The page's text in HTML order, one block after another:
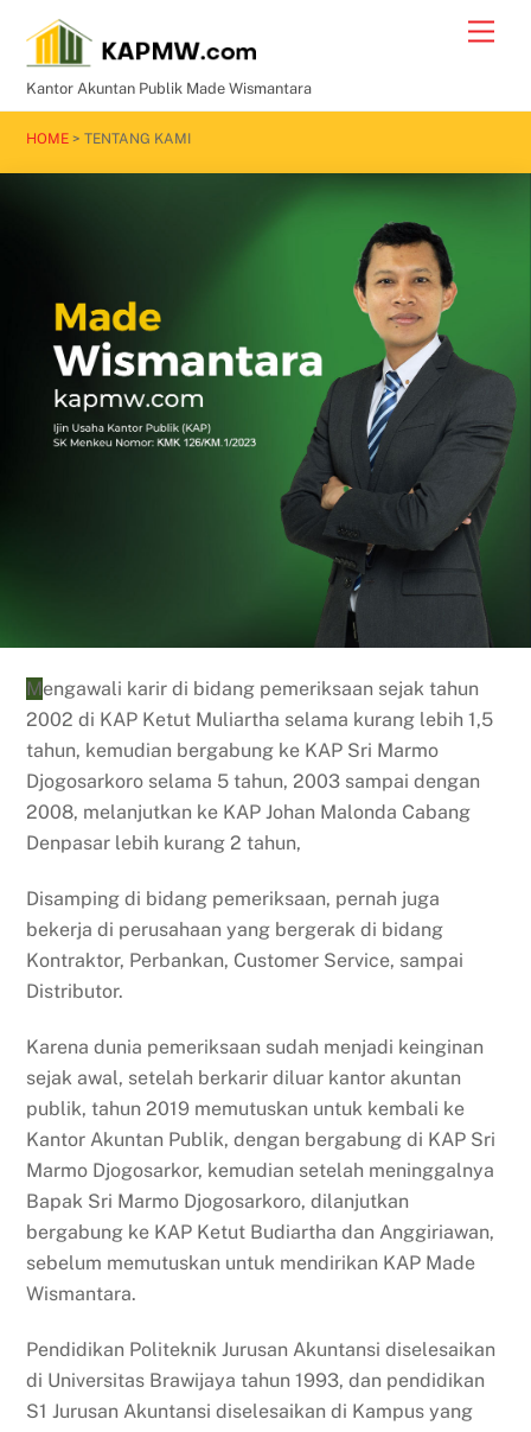
content
Kantor Akuntan Publik Made Wismantara
HOME > TENTANG KAMI
Mengawali karir di bidang pemeriksaan sejak tahun
2002 di KAP Ketut Muliartha selama kurang lebih 1,5
tahun, kemudian bergabung ke KAP Sri Marmo
Djogosarkoro selama 5 tahun, 2003 sampai dengan
2008, melanjutkan ke KAP Johan Malonda Cabang
Denpasar lebih kurang 2 tahun,
Disamping di bidang pemeriksaan, pernah juga
bekerja di perusahaan yang bergerak di bidang
Kontraktor, Perbankan, Customer Service, sampai
Distributor.
Karena dunia pemeriksaan sudah menjadi keinginan
sejak awal, setelah berkarir diluar kantor akuntan
publik, tahun 2019 memutuskan untuk kembali ke
Kantor Akuntan Publik, dengan bergabung di KAP Sri
Marmo Djogosarkor, kemudian setelah meninggalnya
Bapak Sri Marmo Djogosarkoro, dilanjutkan
bergabung ke KAP Ketut Budiartha dan Anggiriawan,
sebelum memutuskan untuk mendirikan KAP Made
Wismantara.
Pendidikan Politeknik Jurusan Akuntansi diselesaikan
di Universitas Brawijaya tahun 1993, dan pendidikan
S1 Jurusan Akuntansi diselesaikan di Kampus yang